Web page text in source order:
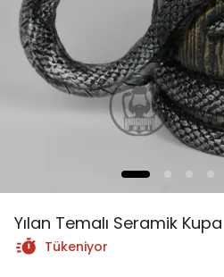
Yılan Temalı Seramik Kupa
Tükeniyor